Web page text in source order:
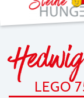
Hedwig
LEGO